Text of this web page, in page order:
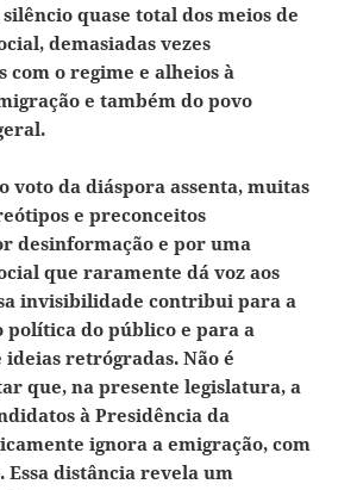
quase total dos meios de
demasiadas vezes
com o regime e alheios à
e também do povo
voto da diáspora assenta, muitas
e preconceitos
desinformação e por uma
que raramente dá voz aos
invisibilidade contribui para a
política do público e para a
ideias retrógradas. Não é
que, na presente legislatura, a
à Presidência da
ignora a emigração, com
Essa distância revela um